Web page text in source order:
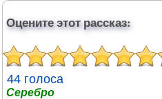
Оцените этот рассказ:
44 голоса
Серебро